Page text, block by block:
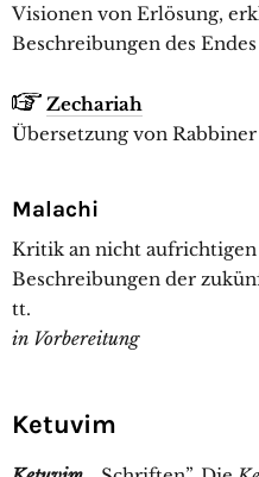
Visionen von Erlösung,
Beschreibungen des
Zechariah
Übersetzung von
Malachi
Kritik an nicht aufrichtigen
Beschreibungen der
tt.
in Vorbereitung
Ketuvim